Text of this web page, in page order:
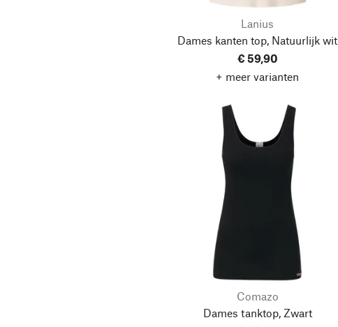
Lanius
Dames kanten top, Natuurlijk wit
€ 59,90
+ meer varianten
Comazo
Dames tanktop, Zwart